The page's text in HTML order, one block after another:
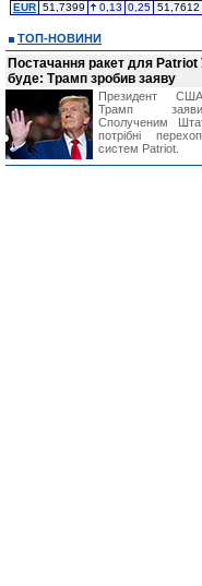
EUR 51,7399 0,13 0,25 51,7612
ТОП-НОВИНИ
Постачання ракет для Patriot
буде: Трамп зробив заяву
Президент
Трамп
Сполученим
потрібні
систем Patriot.